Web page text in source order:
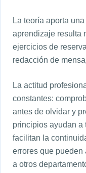
La teoría aporta
aprendizaje resulta
ejercicios de
redacción de
La actitud
constantes:
antes de olvidar y
principios ayudan a
facilitan la
errores que pueden
a otros